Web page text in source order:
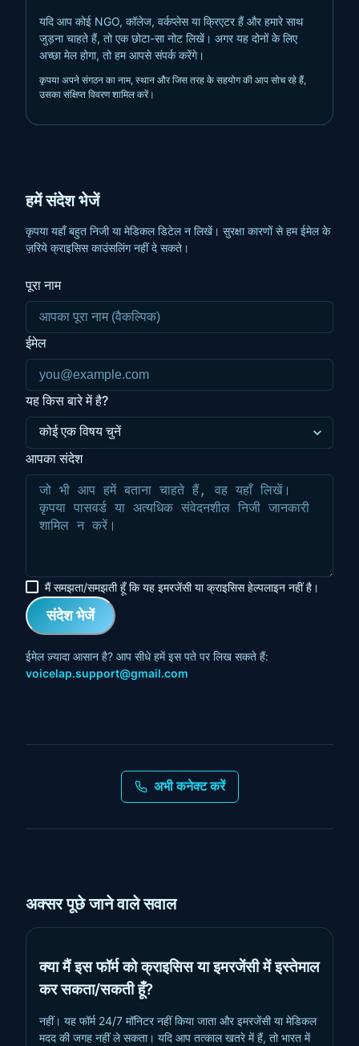
यदि आप कोई NGO, कॉलेज, वर्कप्लेस या क्रिएटर हैं और हमारे साथ
जुड़ना चाहते हैं, तो एक छोटा-सा नोट लिखें। अगर यह दोनों के लिए
अच्छा मेल होगा, तो हम आपसे संपर्क करेंगे।
कृपया अपने संगठन का नाम, स्थान और जिस तरह के सहयोग की आप सोच रहे हैं,
उसका संक्षिप्त विवरण शामिल करें।
हमें संदेश भेजें
कृपया यहाँ बहुत निजी या मेडिकल डिटेल न लिखें। सुरक्षा कारणों से हम ईमेल के
ज़रिये क्राइसिस काउंसलिंग नहीं दे सकते।
पूरा नाम
ईमेल
यह किस बारे में है?
आपका संदेश
मैं समझता/समझती हूँ कि यह इमरजेंसी या क्राइसिस हेल्पलाइन नहीं है।
संदेश भेजें
ईमेल ज़्यादा आसान है? आप सीधे हमें इस पते पर लिख सकते हैं:
voicelap.support@gmail.com
अभी कनेक्ट करें
अक्सर पूछे जाने वाले सवाल
क्या मैं इस फॉर्म को क्राइसिस या इमरजेंसी में इस्तेमाल
कर सकता/सकती हूँ?
नहीं। यह फॉर्म 24/7 मॉनिटर नहीं किया जाता और इमरजेंसी या मेडिकल
मदद की जगह नहीं ले सकता। यदि आप तत्काल खतरे में हैं, तो भारत में